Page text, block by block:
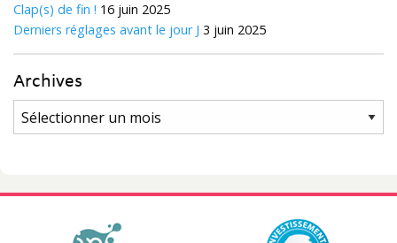
Clap(s) de fin ! 16 juin 2025
Derniers réglages avant le jour J 3 juin 2025
Archives
Archives